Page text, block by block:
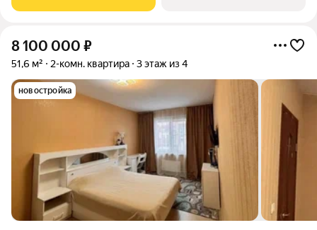
холодильник, стиральная машинка,
8 100 000 ₽
51,6 м² 2-комн. квартира 3 этаж из 4
новостройка